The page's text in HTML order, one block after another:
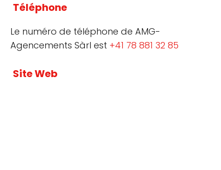
Téléphone
Le numéro de téléphone de AMG-
Agencements Sàrl est +41 78 881 32 85
Site Web